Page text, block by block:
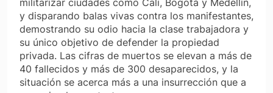
y disparando balas vivas contra los manifestantes,
demostrando su odio hacia la clase trabajadora y
su único objetivo de defender la propiedad
privada. Las cifras de muertos se elevan a más de
40 fallecidos y más de 300 desaparecidos, y la
situación se acerca más a una insurrección que a